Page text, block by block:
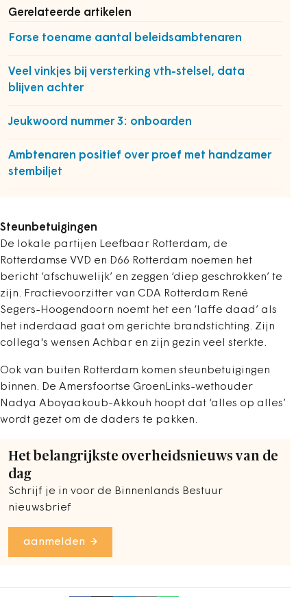
Gerelateerde artikelen
Forse toename aantal beleidsambtenaren
Veel vinkjes bij versterking vth-stelsel, data
blijven achter
Jeukwoord nummer 3: onboarden
Ambtenaren positief over proef met handzamer
stembiljet
Steunbetuigingen
De lokale partijen Leefbaar Rotterdam, de
Rotterdamse VVD en D66 Rotterdam noemen het
bericht ‘afschuwelijk’ en zeggen ‘diep geschrokken’ te
zijn. Fractievoorzitter van CDA Rotterdam René
Segers-Hoogendoorn noemt het een ‘laffe daad’ als
het inderdaad gaat om gerichte brandstichting. Zijn
collega's wensen Achbar en zijn gezin veel sterkte.
Ook van buiten Rotterdam komen steunbetuigingen
binnen. De Amersfoortse GroenLinks-wethouder
Nadya Aboyaakoub-Akkouh hoopt dat ‘alles op alles’
wordt gezet om de daders te pakken.
Het belangrijkste overheidsnieuws van de
dag
Schrijf je in voor de Binnenlands Bestuur
nieuwsbrief
aanmelden